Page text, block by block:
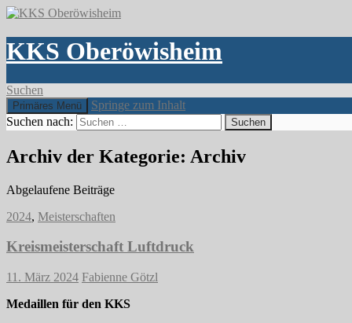
KKS Oberöwisheim
Suchen
Primäres Menü
Springe zum Inhalt
Suchen nach:
Archiv der Kategorie: Archiv
Abgelaufene Beiträge
2024, Meisterschaften
Kreismeisterschaft Luftdruck
11. März 2024 Fabienne Götzl
Medaillen für den KKS